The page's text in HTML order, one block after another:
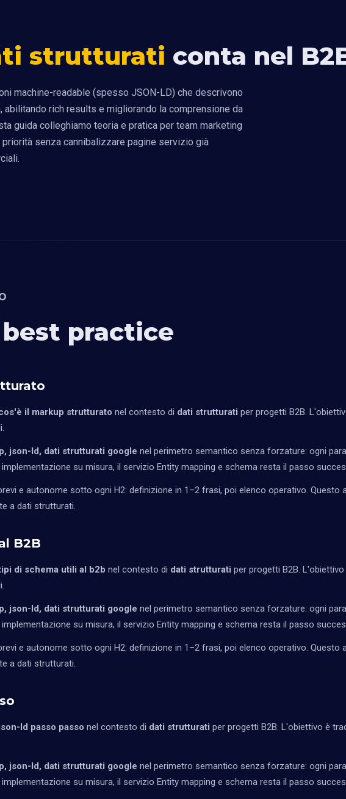
strutturati conta nel
machine-readable (spesso JSON-LD) che descrivono
abilitando rich results e migliorando la comprensione da
guida colleghiamo teoria e pratica per team marketing
senza cannibalizzare pagine servizio già
practice
il markup strutturato nel contesto di dati strutturati per progetti B2B.
json-ld, dati strutturati google nel perimetro semantico senza forzature: ogni
su misura, il servizio Entity mapping e schema resta il passo
e autonome sotto ogni H2: definizione in 1–2 frasi, poi elenco operativo. Questo
a dati strutturati.
B2B
di schema utili al b2b nel contesto di dati strutturati per progetti B2B.
json-ld, dati strutturati google nel perimetro semantico senza forzature: ogni
su misura, il servizio Entity mapping e schema resta il passo
e autonome sotto ogni H2: definizione in 1–2 frasi, poi elenco operativo. Questo
a dati strutturati.
ld passo passo nel contesto di dati strutturati per progetti B2B. L'obiettivo è
json-ld, dati strutturati google nel perimetro semantico senza forzature: ogni
su misura, il servizio Entity mapping e schema resta il passo